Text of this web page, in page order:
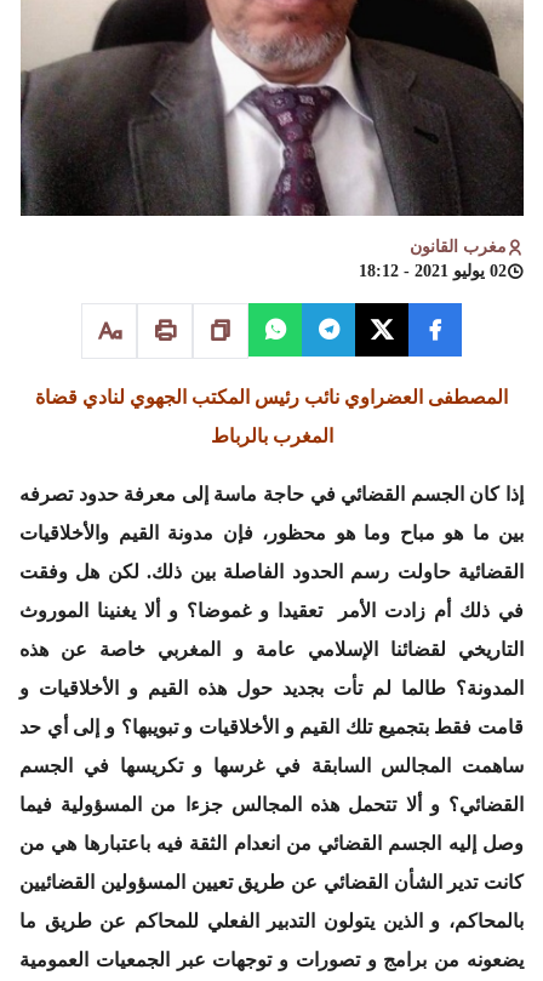
مغرب القانون
02 يوليو 2021 - 18:12
المصطفى العضراوي نائب رئيس المكتب الجهوي لنادي قضاة
المغرب بالرباط
إذا كان الجسم القضائي في حاجة ماسة إلى معرفة حدود تصرفه
بين ما هو مباح وما هو محظور، فإن مدونة القيم والأخلاقيات
القضائية حاولت رسم الحدود الفاصلة بين ذلك. لكن هل وفقت
في ذلك أم زادت الأمر تعقيدا و غموضا؟ و ألا يغنينا الموروث
التاريخي لقضائنا الإسلامي عامة و المغربي خاصة عن هذه
المدونة؟ طالما لم تأت بجديد حول هذه القيم و الأخلاقيات و
قامت فقط بتجميع تلك القيم و الأخلاقيات و تبويبها؟ و إلى أي حد
ساهمت المجالس السابقة في غرسها و تكريسها في الجسم
القضائي؟ و ألا تتحمل هذه المجالس جزءا من المسؤولية فيما
وصل إليه الجسم القضائي من انعدام الثقة فيه باعتبارها هي من
كانت تدير الشأن القضائي عن طريق تعيين المسؤولين القضائيين
بالمحاكم، و الذين يتولون التدبير الفعلي للمحاكم عن طريق ما
يضعونه من برامج و تصورات و توجهات عبر الجمعيات العمومية